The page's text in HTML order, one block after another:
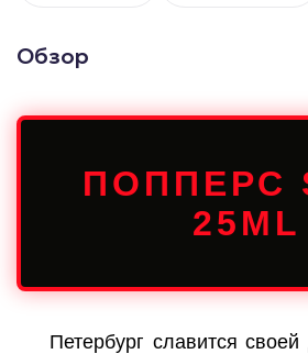
Обзор
ПОППЕРС
25ML
Петербург славится